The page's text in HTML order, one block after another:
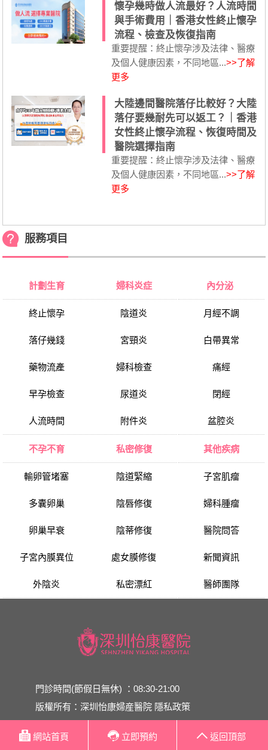
懷孕幾時做人流最好？人流時間
與手術費用｜香港女性終止懷孕
流程、檢查及恢復指南
重要提醒：終止懷孕涉及法律、醫療
及個人健康因素，不同地區...>>了解
更多
大陸邊間醫院落仔比較好？大陸
落仔要幾耐先可以返工？｜香港
女性終止懷孕流程、恢復時間及
醫院選擇指南
重要提醒：終止懷孕涉及法律、醫療
及個人健康因素，不同地區...>>了解
更多
服務項目
計劃生育
終止懷孕
落仔幾錢
藥物流產
早孕檢查
人流時間
婦科炎症
陰道炎
宮頸炎
婦科檢查
尿道炎
附件炎
內分泌
月經不調
白帶異常
痛經
閉經
盆腔炎
不孕不育
輸卵管堵塞
多囊卵巢
卵巢早衰
子宮內膜異位
外陰炎
私密修復
陰道緊縮
陰唇修復
陰蒂修復
處女膜修復
私密漂紅
其他疾病
子宮肌瘤
婦科腫瘤
醫院問答
新聞資訊
醫師團隊
門診時間(節假日無休) ：08:30-21:00
版權所有：深圳怡康婦産醫院 隱私政策
岸10分鍾路程)
網站地圖
網站首頁 立即預約 返回頂部